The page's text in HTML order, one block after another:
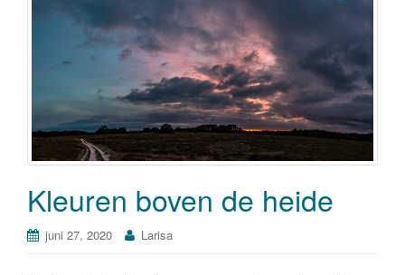
i
a
i
Kleuren boven de heide
juni 27, 2020 Larisa